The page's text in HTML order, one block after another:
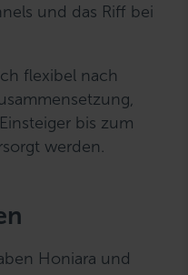
und das Riff bei
flexibel nach
bis zum
werden.
Honiara und